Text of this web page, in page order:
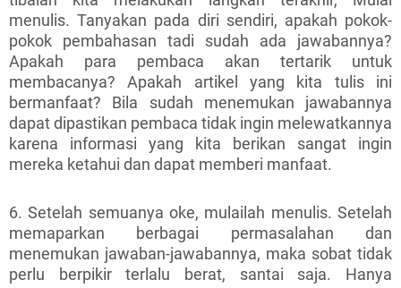
menulis. Tanyakan pada diri sendiri, apakah pokok-
pokok pembahasan tadi sudah ada jawabannya?
Apakah para pembaca akan tertarik untuk
membacanya? Apakah artikel yang kita tulis ini
bermanfaat? Bila sudah menemukan jawabannya
dapat dipastikan pembaca tidak ingin melewatkannya
karena informasi yang kita berikan sangat ingin
mereka ketahui dan dapat memberi manfaat.
6. Setelah semuanya oke, mulailah menulis. Setelah
memaparkan berbagai permasalahan dan
menemukan jawaban-jawabannya, maka sobat tidak
perlu berpikir terlalu berat, santai saja. Hanya